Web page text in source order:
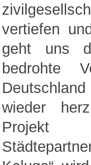
vertiefen
geht uns
bedrohte
wieder